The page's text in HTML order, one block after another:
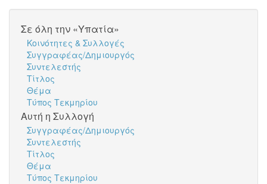
Σε όλη την «Υπατία»
Κοινότητες & Συλλογές
Συγγραφέας/Δημιουργός
Συντελεστής
Τίτλος
Θέμα
Τύπος Τεκμηρίου
Αυτή η Συλλογή
Συγγραφέας/Δημιουργός
Συντελεστής
Τίτλος
Θέμα
Τύπος Τεκμηρίου